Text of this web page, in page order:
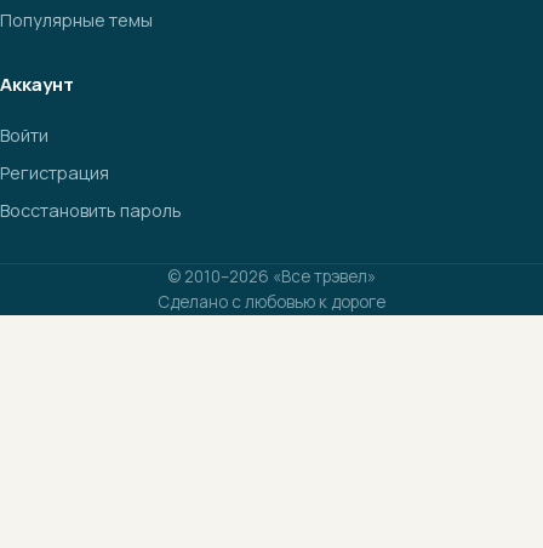
Популярные темы
Аккаунт
Войти
Регистрация
Восстановить пароль
© 2010–2026 «Все трэвел»
Сделано с любовью к дороге